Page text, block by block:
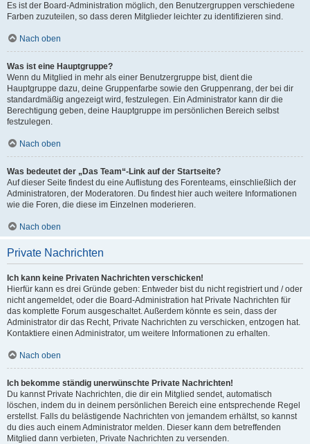
Es ist der Board-Administration möglich, den Benutzergruppen verschiedene
Farben zuzuteilen, so dass deren Mitglieder leichter zu identifizieren sind.
Nach oben
Was ist eine Hauptgruppe?
Wenn du Mitglied in mehr als einer Benutzergruppe bist, dient die
Hauptgruppe dazu, deine Gruppenfarbe sowie den Gruppenrang, der bei dir
standardmäßig angezeigt wird, festzulegen. Ein Administrator kann dir die
Berechtigung geben, deine Hauptgruppe im persönlichen Bereich selbst
festzulegen.
Nach oben
Was bedeutet der „Das Team“-Link auf der Startseite?
Auf dieser Seite findest du eine Auflistung des Forenteams, einschließlich der
Administratoren, der Moderatoren. Du findest hier auch weitere Informationen
wie die Foren, die diese im Einzelnen moderieren.
Nach oben
Private Nachrichten
Ich kann keine Privaten Nachrichten verschicken!
Hierfür kann es drei Gründe geben: Entweder bist du nicht registriert und / oder
nicht angemeldet, oder die Board-Administration hat Private Nachrichten für
das komplette Forum ausgeschaltet. Außerdem könnte es sein, dass der
Administrator dir das Recht, Private Nachrichten zu verschicken, entzogen hat.
Kontaktiere einen Administrator, um weitere Informationen zu erhalten.
Nach oben
Ich bekomme ständig unerwünschte Private Nachrichten!
Du kannst Private Nachrichten, die dir ein Mitglied sendet, automatisch
löschen, indem du in deinem persönlichen Bereich eine entsprechende Regel
erstellst. Falls du belästigende Nachrichten von jemandem erhältst, so kannst
du dies auch einem Administrator melden. Dieser kann dem betreffenden
Mitglied dann verbieten, Private Nachrichten zu versenden.